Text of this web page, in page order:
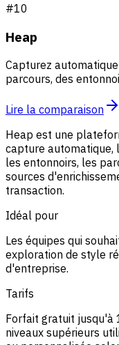
#10
Heap
Capturez
parcours, des
Lire la comparaison
Heap est une
capture automatique,
les entonnoirs, les
sources
transaction.
Idéal pour
Les équipes qui
exploration de style
d'entreprise.
Tarifs
Forfait gratuit jusqu'à
niveaux supérieurs